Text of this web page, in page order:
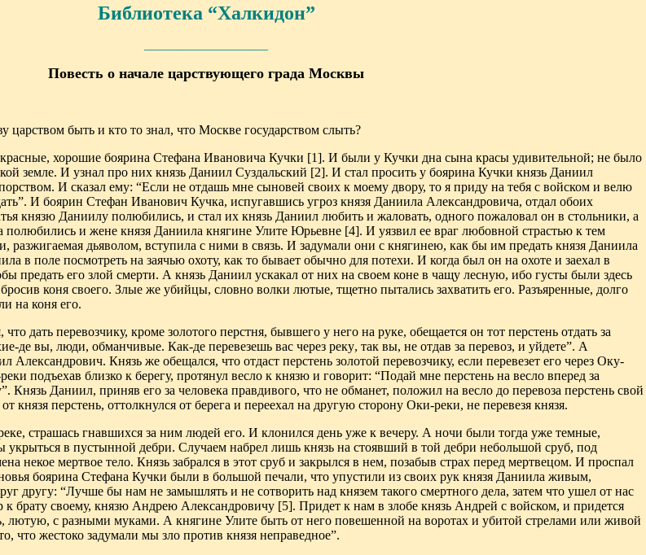
Библиотека “Халкидон”
Повесть о начале царствующего града Москвы
царством быть и кто то знал, что Москве государством слыть?
хорошие боярина Стефана Ивановича Кучки [1]. И были у Кучки дна сына красы удивительной; не было
земле. И узнал про них князь Даниил Суздальский [2]. И стал просить у боярина Кучки князь Даниил
И сказал ему: “Если не отдашь мне сыновей своих к моему двору, то я приду на тебя с войском и велю
И боярин Стефан Иванович Кучка, испугавшись угроз князя Даниила Александровича, отдал обоих
князю Даниилу полюбились, и стал их князь Даниил любить и жаловать, одного пожаловал он в стольники, а
полюбились и жене князя Даниила княгине Улите Юрьевне [4]. И уязвил ее враг любовной страстью к тем
разжигаемая дьяволом, вступила с ними в связь. И задумали они с княгинею, как бы им предать князя Даниила
в поле посмотреть на заячью охоту, как то бывает обычно для потехи. И когда был он на охоте и заехал в
предать его злой смерти. А князь Даниил ускакал от них на своем коне в чащу лесную, ибо густы были здесь
коня своего. Злые же убийцы, словно волки лютые, тщетно пытались захватить его. Разъяренные, долго
на коня его.
, что дать перевозчику, кроме золотого перстня, бывшего у него на руке, обещается он тот перстень отдать за
де вы, люди, обманчивые. Как-де перевезешь вас через реку, так вы, не отдав за перевоз, и уйдете”. А
Александрович. Князь же обещался, что отдаст перстень золотой перевозчику, если перевезет его через Оку-
подъехав близко к берегу, протянул весло к князю и говорит: “Подай мне перстень на весло вперед за
Князь Даниил, приняв его за человека правдивого, что не обманет, положил на весло до перевоза перстень свой
князя перстень, оттолкнулся от берега и переехал на другую сторону Оки-реки, не перевезя князя.
страшась гнавшихся за ним людей его. И клонился день уже к вечеру. А ночи были тогда уже темные,
укрыться в пустынной дебри. Случаем набрел лишь князь на стоявший в той дебри небольшой сруб, под
некое мертвое тело. Князь забрался в этот сруб и закрылся в нем, позабыв страх перед мертвецом. И проспал
боярина Стефана Кучки были в большой печали, что упустили из своих рук князя Даниила живым,
другу: “Лучше бы нам не замышлять и не сотворить над князем такого смертного дела, затем что ушел от нас
к брату своему, князю Андрею Александровичу [5]. Придет к нам в злобе князь Андрей с войском, и придется
лютую, с разными муками. А княгине Улите быть от него повешенной на воротах и убитой стрелами или живой
что жестоко задумали мы зло против князя неправедное”.